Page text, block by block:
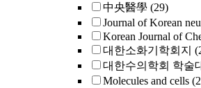
中央醫學 (29)
Journal of Korean
Korean Journal of
대한소화기학회지
대한수의학회 학술
Molecules and cells